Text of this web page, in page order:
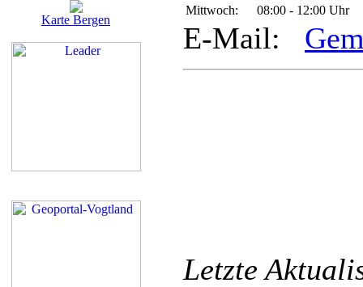
Karte Bergen
Mittwoch:
08:00 - 12:00 Uhr
E-Mail:
Letzte